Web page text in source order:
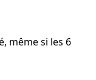
même si les 6